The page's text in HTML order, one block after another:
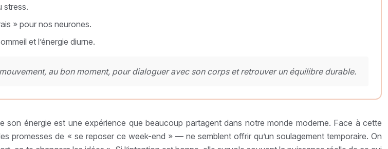
stress.
» pour nos neurones.
et l’énergie diurne.
mouvement, au bon moment, pour dialoguer avec son corps et retrouver un équilibre durable.
son énergie est une expérience que beaucoup partagent dans notre monde moderne. Face à cette
promesses de « se reposer ce week-end » — ne semblent offrir qu’un soulagement temporaire. On